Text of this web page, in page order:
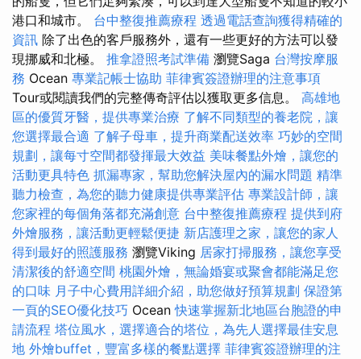
港口和城市。 台中整復推薦療程 透過電話查詢獲得精確的
資訊 除了出色的客戶服務外，還有一些更好的方法可以發
現挪威和北極。 推拿證照考試準備 瀏覽Saga 台灣按摩服
務 Ocean 專業記帳士協助 菲律賓簽證辦理的注意事項
Tour或閱讀我們的完整傳奇評估以獲取更多信息。 高雄地
區的優質牙醫，提供專業治療 了解不同類型的養老院，讓
您選擇最合適 了解子母車，提升商業配送效率 巧妙的空間
規劃，讓每寸空間都發揮最大效益 美味餐點外燴，讓您的
活動更具特色 抓漏專家，幫助您解決屋內的漏水問題 精準
聽力檢查，為您的聽力健康提供專業評估 專業設計師，讓
您家裡的每個角落都充滿創意 台中整復推薦療程 提供到府
外燴服務，讓活動更輕鬆便捷 新店護理之家，讓您的家人
得到最好的照護服務 瀏覽Viking 居家打掃服務，讓您享受
清潔後的舒適空間 桃園外燴，無論婚宴或聚會都能滿足您
的口味 月子中心費用詳細介紹，助您做好預算規劃 保證第
一頁的SEO優化技巧 Ocean快速掌握新北地區台胞證的申
請流程 塔位風水，選擇適合的塔位，為先人選擇最佳安息
地 外燴buffet，豐富多樣的餐點選擇 菲律賓簽證辦理的注